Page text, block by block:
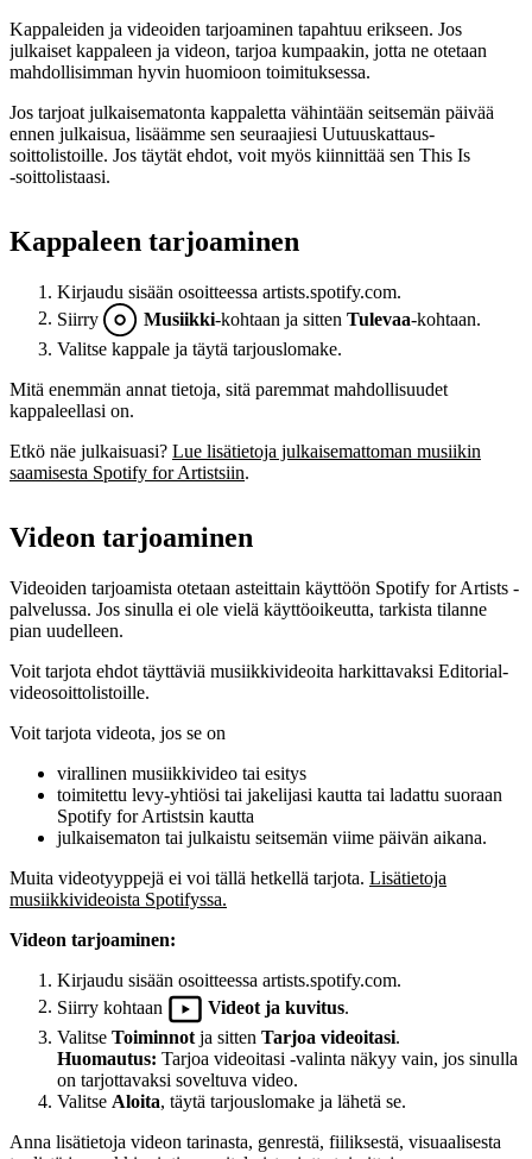
Kappaleiden ja videoiden tarjoaminen tapahtuu erikseen. Jos
julkaiset kappaleen ja videon, tarjoa kumpaakin, jotta ne otetaan
mahdollisimman hyvin huomioon toimituksessa.
Jos tarjoat julkaisematonta kappaletta vähintään seitsemän päivää
ennen julkaisua, lisäämme sen seuraajiesi Uutuuskattaus-
soittolistoille. Jos täytät ehdot, voit myös kiinnittää sen This Is
‑soittolistaasi.
Kappaleen tarjoaminen
Kirjaudu sisään osoitteessa artists.spotify.com.
Siirry
Musiikki-kohtaan ja sitten Tulevaa-kohtaan.
Valitse kappale ja täytä tarjouslomake.
Mitä enemmän annat tietoja, sitä paremmat mahdollisuudet
kappaleellasi on.
Etkö näe julkaisuasi? Lue lisätietoja julkaisemattoman musiikin
saamisesta Spotify for Artistsiin.
Videon tarjoaminen
Videoiden tarjoamista otetaan asteittain käyttöön Spotify for Artists -
palvelussa. Jos sinulla ei ole vielä käyttöoikeutta, tarkista tilanne
pian uudelleen.
Voit tarjota ehdot täyttäviä musiikkivideoita harkittavaksi Editorial-
videosoittolistoille.
Voit tarjota videota, jos se on
virallinen musiikkivideo tai esitys
toimitettu levy-yhtiösi tai jakelijasi kautta tai ladattu suoraan
Spotify for Artistsin kautta
julkaisematon tai julkaistu seitsemän viime päivän aikana.
Muita videotyyppejä ei voi tällä hetkellä tarjota. Lisätietoja
musiikkivideoista Spotifyssa.
Videon tarjoaminen:
Kirjaudu sisään osoitteessa artists.spotify.com.
Siirry kohtaan
Videot ja kuvitus
Valitse Toiminnot ja sitten Tarjoa videoitasi.
Huomautus: Tarjoa videoitasi ‑valinta näkyy vain, jos sinulla
on tarjottavaksi soveltuva video.
Valitse Aloita, täytä tarjouslomake ja lähetä se.
Anna lisätietoja videon tarinasta, genrestä, fiiliksestä, visuaalisesta